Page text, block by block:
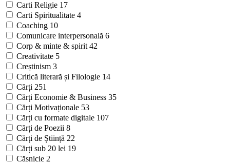
Carti Religie 17
Carti Spiritualitate 4
Coaching 10
Comunicare interpersonală 6
Corp & minte & spirit 42
Creativitate 5
Creștinism 3
Critică literară și Filologie 14
Cărți 251
Cărți Economie & Business 35
Cărți Motivaționale 53
Cărți cu formate digitale 107
Cărți de Poezii 8
Cărți de Știință 22
Cărți sub 20 lei 19
Căsnicie 2